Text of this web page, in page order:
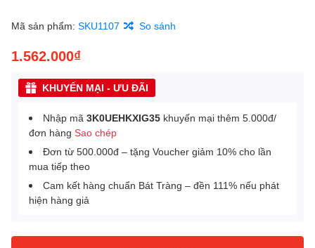
Mã sản phẩm: SKU1107 So sánh
1.562.000₫
KHUYẾN MẠI - ƯU ĐÃI
Nhập mã 3K0UEHKXIG35 khuyến mại thêm 5.000đ/
đơn hàng Sao chép
Đơn từ 500.000đ – tặng Voucher giảm 10% cho lần
mua tiếp theo
Cam kết hàng chuẩn Bát Tràng – đền 111% nếu phát
hiện hàng giả